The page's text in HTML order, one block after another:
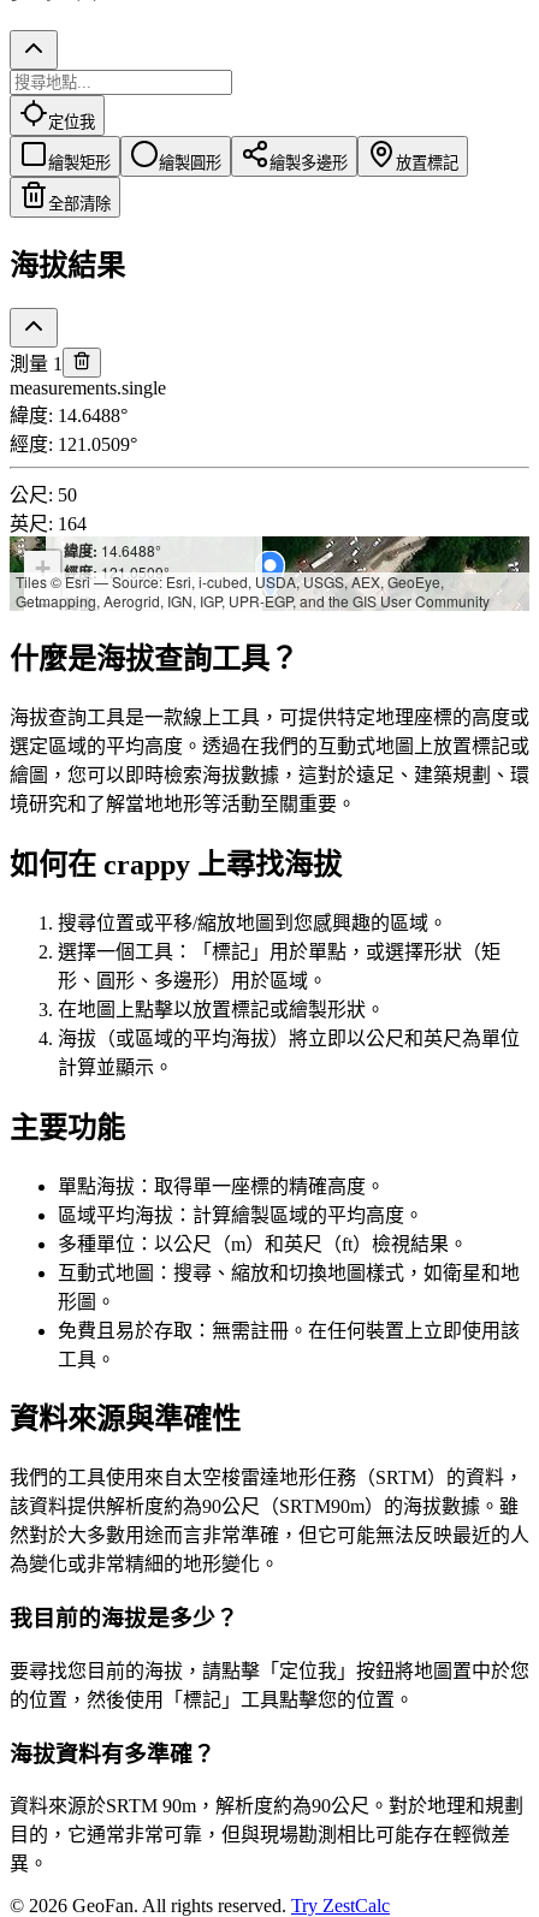
定位我
繪製矩形 繪製圓形 繪製多邊形 放置標記
全部清除
海拔結果
測量 1
measurements.single
緯度: 14.6488°
經度: 121.0509°
公尺: 50
英尺: 164
緯度: 14.6488°
經度: 121.0509°
海拔:
英尺: 164
+
−
Tiles © Esri — Source: Esri, i-cubed, USDA, USGS, AEX, GeoEye,
Getmapping, Aerogrid, IGN, IGP, UPR-EGP, and the GIS User Community
什麼是海拔查詢工具？
海拔查詢工具是一款線上工具，可提供特定地理座標的高度或
選定區域的平均高度。透過在我們的互動式地圖上放置標記或
繪圖，您可以即時檢索海拔數據，這對於遠足、建築規劃、環
境研究和了解當地地形等活動至關重要。
如何在 crappy 上尋找海拔
搜尋位置或平移/縮放地圖到您感興趣的區域。
選擇一個工具：「標記」用於單點，或選擇形狀（矩
形、圓形、多邊形）用於區域。
在地圖上點擊以放置標記或繪製形狀。
海拔（或區域的平均海拔）將立即以公尺和英尺為單位
計算並顯示。
主要功能
單點海拔：取得單一座標的精確高度。
區域平均海拔：計算繪製區域的平均高度。
多種單位：以公尺（m）和英尺（ft）檢視結果。
互動式地圖：搜尋、縮放和切換地圖樣式，如衛星和地
形圖。
免費且易於存取：無需註冊。在任何裝置上立即使用該
工具。
資料來源與準確性
我們的工具使用來自太空梭雷達地形任務（SRTM）的資料，
該資料提供解析度約為90公尺（SRTM90m）的海拔數據。雖
然對於大多數用途而言非常準確，但它可能無法反映最近的人
為變化或非常精細的地形變化。
我目前的海拔是多少？
要尋找您目前的海拔，請點擊「定位我」按鈕將地圖置中於您
的位置，然後使用「標記」工具點擊您的位置。
海拔資料有多準確？
資料來源於SRTM 90m，解析度約為90公尺。對於地理和規劃
目的，它通常非常可靠，但與現場勘測相比可能存在輕微差
異。
© 2026 GeoFan. All rights reserved. Try ZestCalc